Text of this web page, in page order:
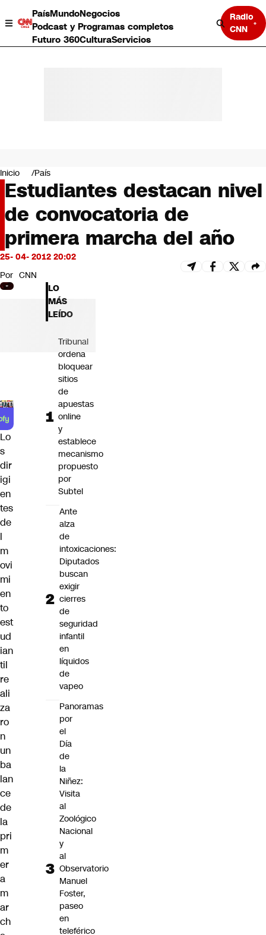
PaísMundoNegocios
Podcast y Programas completos
Futuro 360CulturaServicios
Radio
CNN
Negocios
Deportes
Programas completos
Cultura
Servicios
Bits
CNN tiempo
Futuro 360
Opinión
Inicio País
Estudiantes destacan nivel
de convocatoria de
primera marcha del año
25- 04- 2012 20:02
Por CNN
Lo
s
dir
igi
en
tes
de
l
m
ovi
mi
en
to
est
ud
ian
til
re
ali
za
ro
n
un
ba
lan
ce
de
la
pri
m
er
a
m
ar
ch
LO
MÁS
LEÍDO
Tribunal
ordena
bloquear
sitios
de
apuestas
online
y
establece
mecanismo
propuesto
por
Subtel
Ante
alza
de
intoxicaciones:
Diputados
buscan
exigir
cierres
de
seguridad
infantil
en
líquidos
de
vapeo
Panoramas
por
el
Día
de
la
Niñez:
Visita
al
Zoológico
Nacional
y
al
Observatorio
Manuel
Foster,
paseo
en
teleférico